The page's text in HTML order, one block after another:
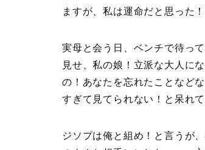
ますが、私は運命だと思った
実母と会う日、ベンチで待っ
見せ、私の娘！立派な大人に
の！あなたを忘れたことなど
すぎて見てられない！と呆れて
ジソプは俺と組め！と言うが